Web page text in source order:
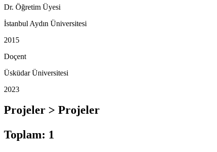
Dr. Öğretim Üyesi
İstanbul Aydın Üniversitesi
2015
Doçent
Üsküdar Üniversitesi
2023
Projeler > Projeler
Toplam: 1